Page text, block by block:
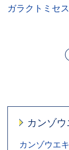
ガラクトミセ
カンゾウ
カンゾウエ